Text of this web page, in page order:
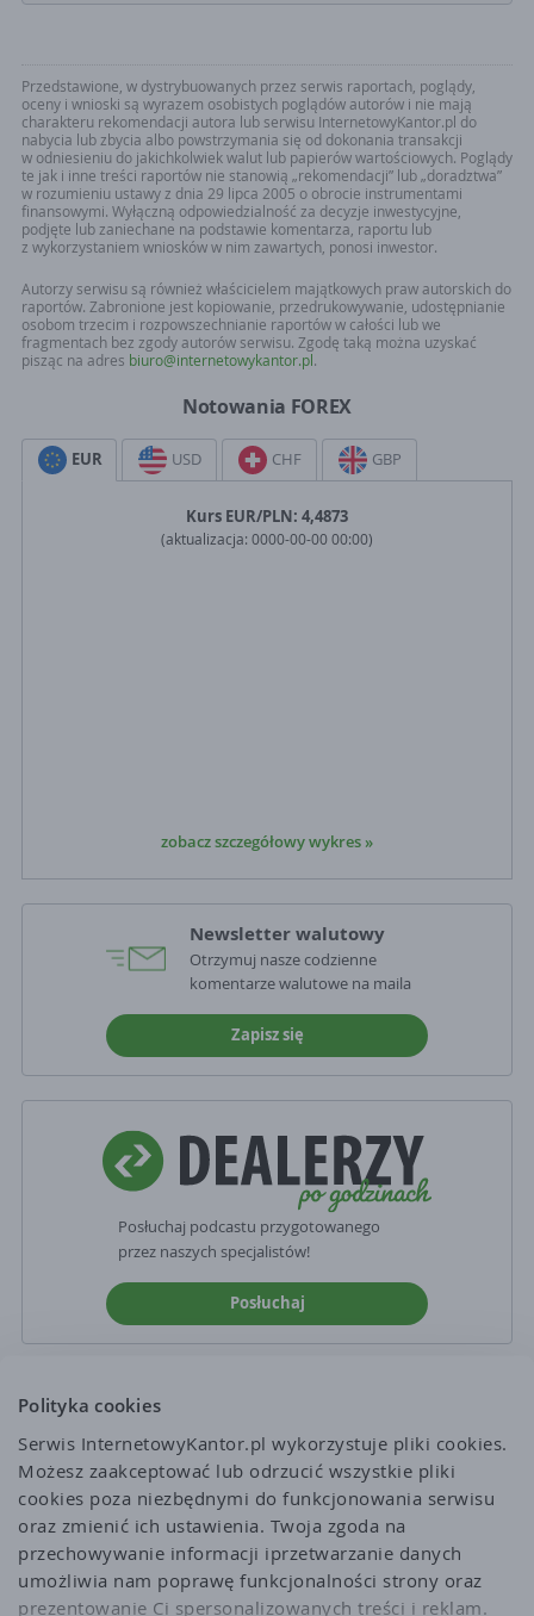
Polityka cookies
Serwis InternetowyKantor.pl wykorzystuje pliki cookies.
Możesz zaakceptować lub odrzucić wszystkie pliki
cookies poza niezbędnymi do funkcjonowania serwisu
oraz zmienić ich ustawienia. Twoja zgoda na
przechowywanie informacji iprzetwarzanie danych
umożliwia nam poprawę funkcjonalności strony oraz
prezentowanie Ci spersonalizowanych treści i reklam.
Przedstawione, w dystrybuowanych przez serwis raportach, poglądy,
oceny i wnioski są wyrazem osobistych poglądów autorów i nie mają
charakteru rekomendacji autora lub serwisu InternetowyKantor.pl do
nabycia lub zbycia albo powstrzymania się od dokonania transakcji
w odniesieniu do jakichkolwiek walut lub papierów wartościowych. Poglądy
te jak i inne treści raportów nie stanowią „rekomendacji” lub „doradztwa”
w rozumieniu ustawy z dnia 29 lipca 2005 o obrocie instrumentami
finansowymi. Wyłączną odpowiedzialność za decyzje inwestycyjne,
podjęte lub zaniechane na podstawie komentarza, raportu lub
z wykorzystaniem wniosków w nim zawartych, ponosi inwestor.
Autorzy serwisu są również właścicielem majątkowych praw autorskich do
raportów. Zabronione jest kopiowanie, przedrukowywanie, udostępnianie
osobom trzecim i rozpowszechnianie raportów w całości lub we
fragmentach bez zgody autorów serwisu. Zgodę taką można uzyskać
pisząc na adres biuro@internetowykantor.pl .
Notowania FOREX
EUR USD CHF GBP
Kurs EUR/PLN: 4,4873
(aktualizacja: 0000-00-00 00:00)
zobacz szczegółowy wykres »
Newsletter walutowy
Otrzymuj nasze codzienne
komentarze walutowe na maila
Zapisz się
Posłuchaj podcastu przygotowanego
przez naszych specjalistów!
Posłuchaj